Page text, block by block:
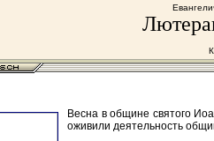
Весна в общине святого
оживили деятельность